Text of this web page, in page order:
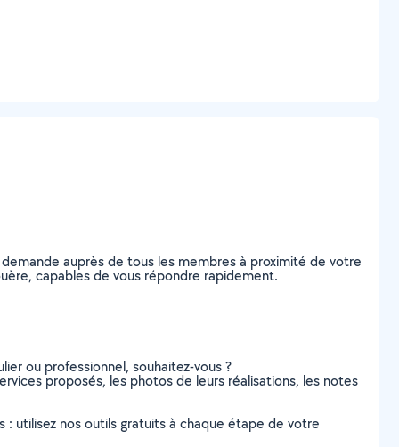
auprès de tous les membres à proximité de votre
capables de vous répondre rapidement.
ou professionnel, souhaitez-vous ?
proposés, les photos de leurs réalisations, les notes
: utilisez nos outils gratuits à chaque étape de votre